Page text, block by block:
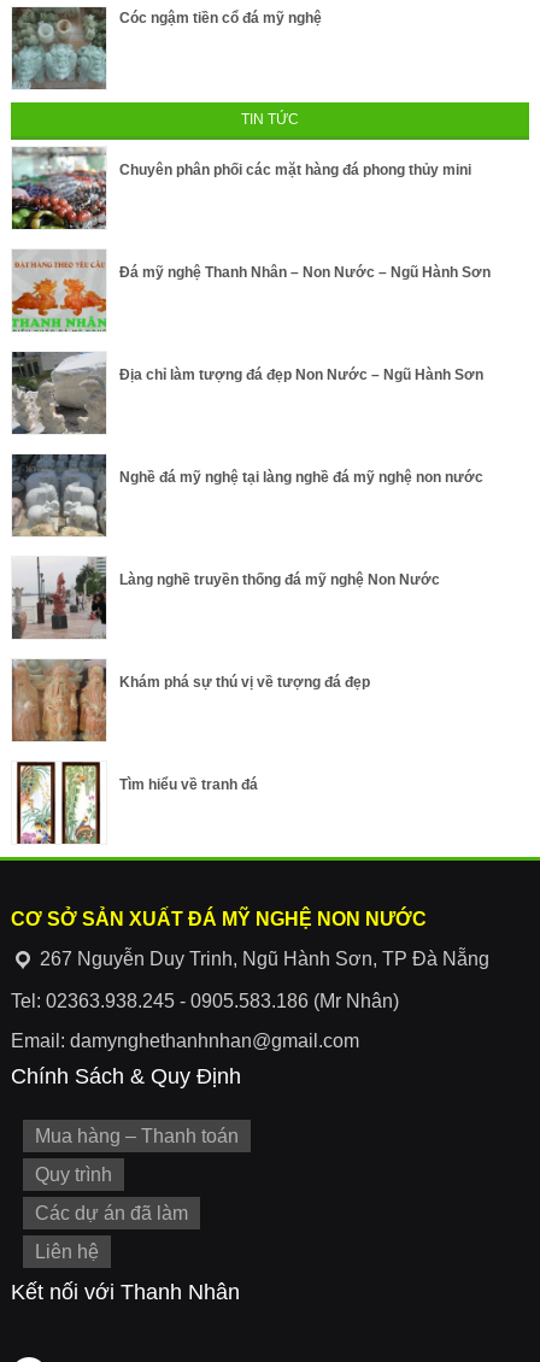
Cóc ngậm tiền cổ đá mỹ nghệ
TIN TỨC
Chuyên phân phối các mặt hàng đá phong thủy mini
Đá mỹ nghệ Thanh Nhân – Non Nước – Ngũ Hành Sơn
Địa chỉ làm tượng đá đẹp Non Nước – Ngũ Hành Sơn
Nghề đá mỹ nghệ tại làng nghề đá mỹ nghệ non nước
Làng nghề truyền thống đá mỹ nghệ Non Nước
Khám phá sự thú vị về tượng đá đẹp
Tìm hiểu về tranh đá
CƠ SỞ SẢN XUẤT ĐÁ MỸ NGHỆ NON NƯỚC
267 Nguyễn Duy Trinh, Ngũ Hành Sơn, TP Đà Nẵng
Tel: 02363.938.245 - 0905.583.186 (Mr Nhân)
Email: damynghethanhnhan@gmail.com
Chính Sách & Quy Định
Mua hàng – Thanh toán
Quy trình
Các dự án đã làm
Liên hệ
Kết nối với Thanh Nhân